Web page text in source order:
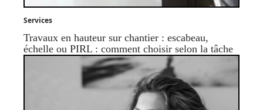
Services
Travaux en hauteur sur chantier : escabeau,
échelle ou PIRL : comment choisir selon la tâche